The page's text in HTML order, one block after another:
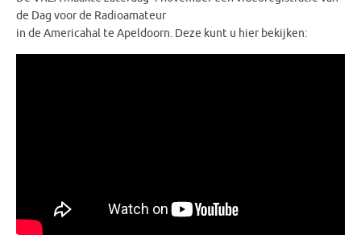
de Dag voor de Radioamateur
in de Americahal te Apeldoorn. Deze kunt u hier bekijken: